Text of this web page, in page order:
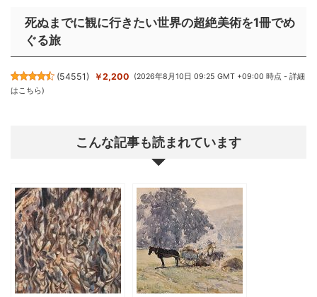
死ぬまでに観に行きたい世界の超絶美術を1冊でめ
ぐる旅
(54551) ￥2,200 (2026年8月10日 09:25 GMT +09:00 時点 -詳細
はこちら)
こんな記事も読まれています